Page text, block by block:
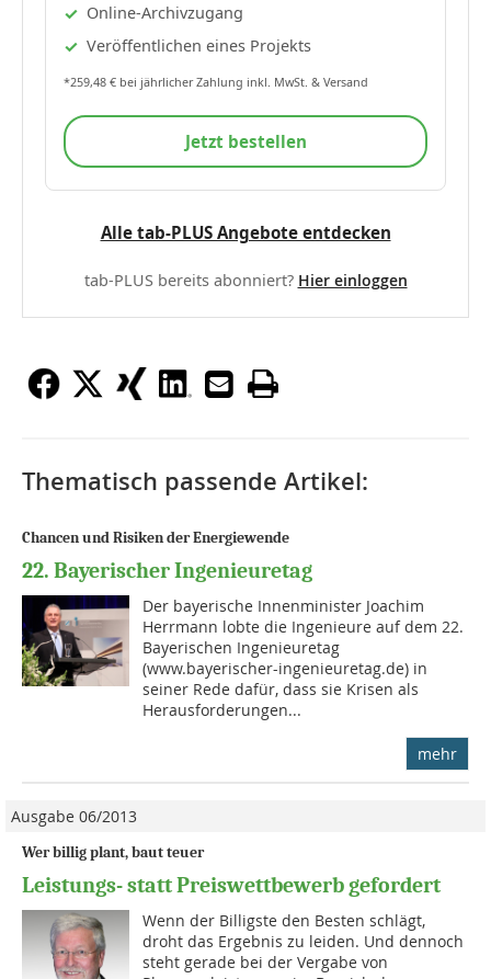
Online-Archivzugang
Veröffentlichen eines Projekts
*259,48 € bei jährlicher Zahlung inkl. MwSt. & Versand
Jetzt bestellen
Alle tab-PLUS Angebote entdecken
tab-PLUS bereits abonniert? Hier einloggen
Thematisch passende Artikel:
Chancen und Risiken der Energiewende
22. Bayerischer Ingenieuretag
Der bayerische Innenminister Joachim
Herrmann lobte die Ingenieure auf dem 22.
Bayerischen Ingenieuretag
(www.bayerischer-ingenieuretag.de) in
seiner Rede dafür, dass sie Krisen als
Herausforderungen...
mehr
Ausgabe 06/2013
Wer billig plant, baut teuer
Leistungs- statt Preiswettbewerb gefordert
Wenn der Billigste den Besten schlägt,
droht das Ergebnis zu leiden. Und dennoch
steht gerade bei der Vergabe von